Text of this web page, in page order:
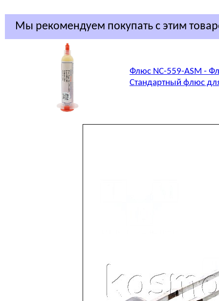
Мы рекомендуем покупать с этим
Флюс NC-559-ASM -
Стандартный флюс